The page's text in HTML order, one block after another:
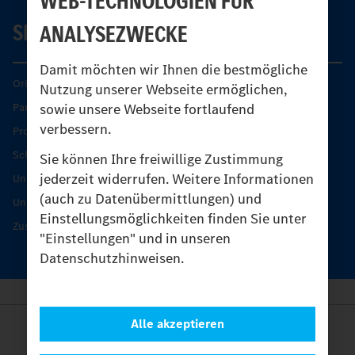
ANALYSEZWECKE
Damit möchten wir Ihnen die bestmögliche
Nutzung unserer Webseite ermöglichen,
sowie unsere Webseite fortlaufend
verbessern.
Sie können Ihre freiwillige Zustimmung
jederzeit widerrufen. Weitere Informationen
(auch zu Datenübermittlungen) und
Einstellungsmöglichkeiten finden Sie unter
"Einstellungen" und in unseren
Datenschutzhinweisen.
Alle akzeptieren
SERVICE
Original-Teile
Partner finden
Produkt-Highlights
Schutz und Werterhalt
Unimog Serviceangebot
Unimog Servicetage
Zusatzleistungen
Anbieter
Rechtliche Hinweise